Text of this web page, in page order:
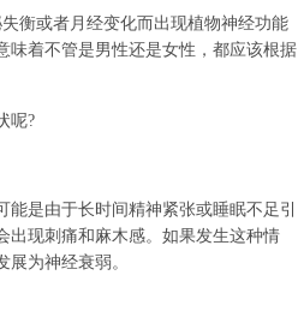
衡或者月经变化而出现植物神经功能
味着不管是男性还是女性，都应该根据
呢?
是由于长时间精神紧张或睡眠不足引
出现刺痛和麻木感。如果发生这种情
为神经衰弱。